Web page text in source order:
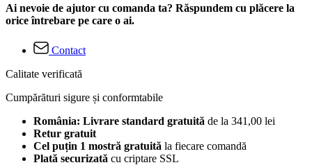
Ai nevoie de ajutor cu comanda ta? Răspundem cu plăcere la
orice întrebare pe care o ai.
Contact
Calitate verificată
Cumpărături sigure și conformtabile
România: Livrare standard gratuită de la 341,00 lei
Retur gratuit
Cel puțin 1 mostră gratuită la fiecare comandă
Plată securizată cu criptare SSL